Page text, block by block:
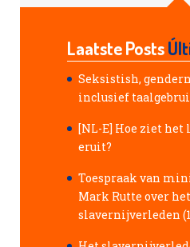
Laatste Posts
Seksistish,
inclusief
[NL-E] Hoe ziet het
eruit?
Toespraak van
Mark Rutte over het
slavernijverleden